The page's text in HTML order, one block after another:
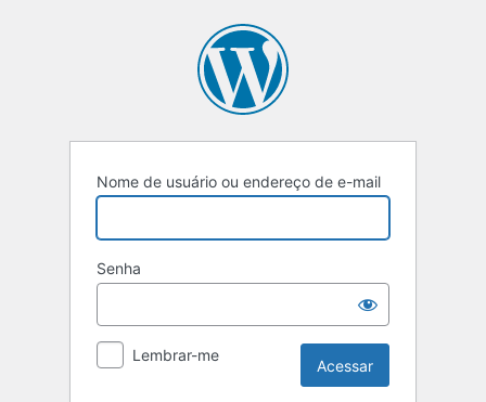
Nome de usuário ou endereço de e-mail
Senha
Lembrar-me